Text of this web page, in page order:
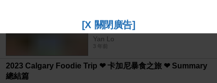
[X 關閉廣告]
#移加檔案 #溫尼伯檔案
#YanInWinnipeg：投奔初夏 ☀ 五
月天網魚、落雹、暴食記
Yan Lo
3 年前
2023 Calgary Foodie Trip ❤ 卡加尼暴食之旅 ❤ Summary
總結篇